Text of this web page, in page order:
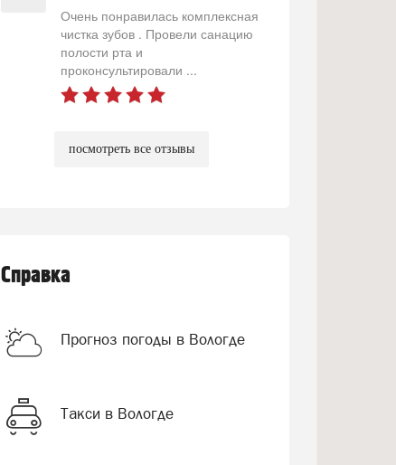
Очень понравилась комплексная
чистка зубов . Провели санацию
полости рта и
проконсультировали ...
посмотреть все отзывы
Справка
Прогноз погоды в Вологде
Такси в Вологде